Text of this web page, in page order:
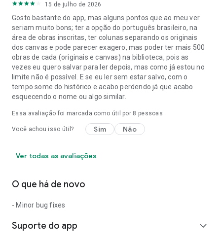
15 de julho de 2026
Gosto bastante do app, mas alguns pontos que ao meu ver
seriam muito bons; ter a opção do português brasileiro, na
área de obras inscritas, ter colunas separando os originais
dos canvas e pode parecer exagero, mas poder ter mais 500
obras de cada (originais e canvas) na biblioteca, pois as
vezes eu quero salvar para ler depois, mas como já estou no
limite não é possível. E se eu ler sem estar salvo, com o
tempo some do histórico e acabo perdendo já que acabo
esquecendo o nome ou algo similar.
Essa avaliação foi marcada como útil por 8 pessoas
Você achou isso útil? Sim Não
Ver todas as avaliações
O que há de novo
- Minor bug fixes
Suporte do app expand_more